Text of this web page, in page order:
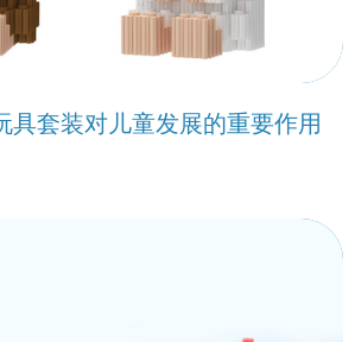
具套装对儿童发展的重要作用